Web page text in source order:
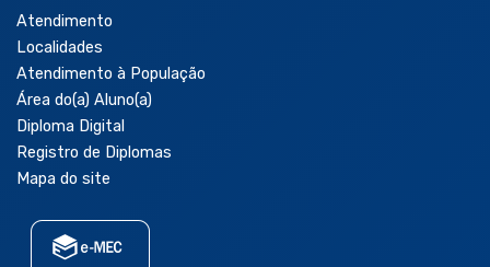
Atendimento
Localidades
Atendimento à População
Área do(a) Aluno(a)
Diploma Digital
Registro de Diplomas
Mapa do site